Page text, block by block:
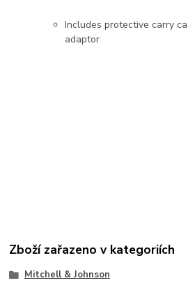
Includes protective carry
adaptor
Zboží zařazeno v kategoriích
Mitchell & Johnson